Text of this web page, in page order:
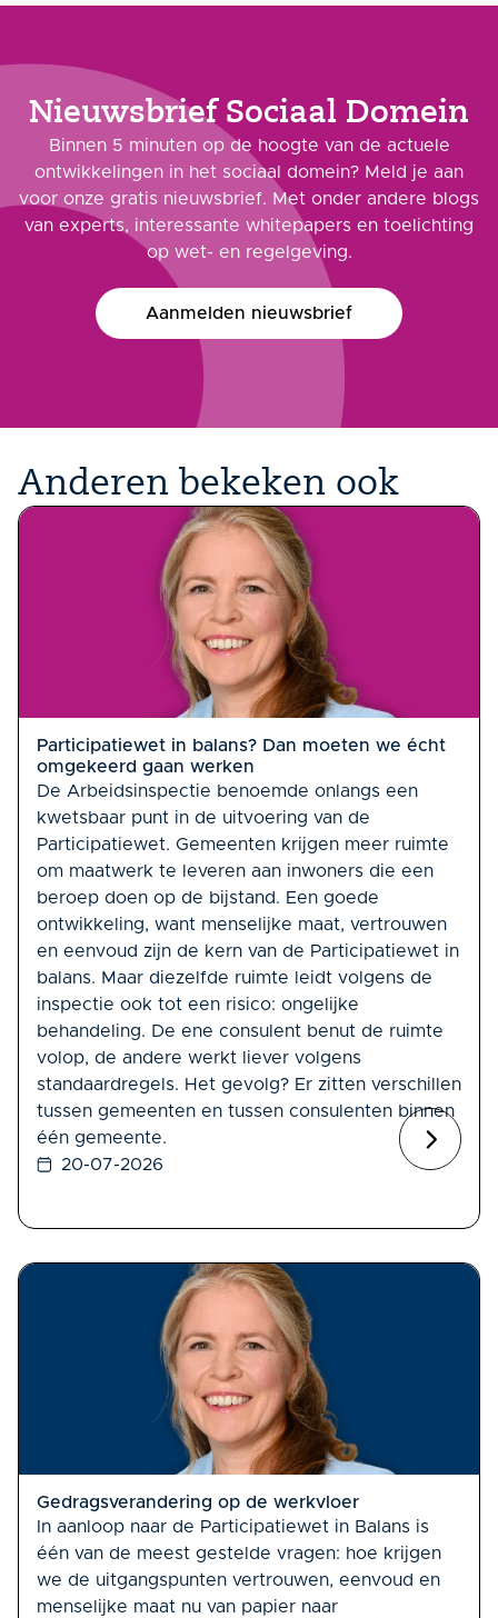
Nieuwsbrief Sociaal Domein
Binnen 5 minuten op de hoogte van de actuele
ontwikkelingen in het sociaal domein? Meld je aan
voor onze gratis nieuwsbrief. Met onder andere blogs
van experts, interessante whitepapers en toelichting
op wet- en regelgeving.
Aanmelden nieuwsbrief
Anderen bekeken ook
Participatiewet in balans? Dan moeten we écht
omgekeerd gaan werken
De Arbeidsinspectie benoemde onlangs een
kwetsbaar punt in de uitvoering van de
Participatiewet. Gemeenten krijgen meer ruimte
om maatwerk te leveren aan inwoners die een
beroep doen op de bijstand. Een goede
ontwikkeling, want menselijke maat, vertrouwen
en eenvoud zijn de kern van de Participatiewet in
balans. Maar diezelfde ruimte leidt volgens de
inspectie ook tot een risico: ongelijke
behandeling. De ene consulent benut de ruimte
volop, de andere werkt liever volgens
standaardregels. Het gevolg? Er zitten verschillen
tussen gemeenten en tussen consulenten binnen
één gemeente.
20-07-2026
Gedragsverandering op de werkvloer
In aanloop naar de Participatiewet in Balans is
één van de meest gestelde vragen: hoe krijgen
we de uitgangspunten vertrouwen, eenvoud en
menselijke maat nu van papier naar